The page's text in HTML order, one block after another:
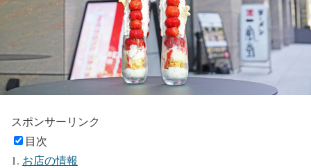
スポンサーリンク
目次
お店の情報